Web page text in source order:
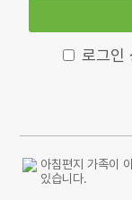
로그인
아침편지 가족이
있습니다.